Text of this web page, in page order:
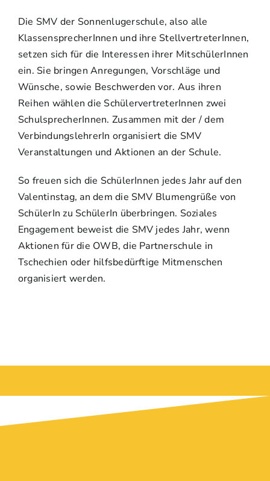
Die SMV der Sonnenlugerschule, also alle
KlassensprecherInnen und ihre StellvertreterInnen,
setzen sich für die Interessen ihrer MitschülerInnen
ein. Sie bringen Anregungen, Vorschläge und
Wünsche, sowie Beschwerden vor. Aus ihren
Reihen wählen die SchülervertreterInnen zwei
SchulsprecherInnen. Zusammen mit der / dem
VerbindungslehrerIn organisiert die SMV
Veranstaltungen und Aktionen an der Schule.
So freuen sich die SchülerInnen jedes Jahr auf den
Valentinstag, an dem die SMV Blumengrüße von
SchülerIn zu SchülerIn überbringen. Soziales
Engagement beweist die SMV jedes Jahr, wenn
Aktionen für die OWB, die Partnerschule in
Tschechien oder hilfsbedürftige Mitmenschen
organisiert werden.